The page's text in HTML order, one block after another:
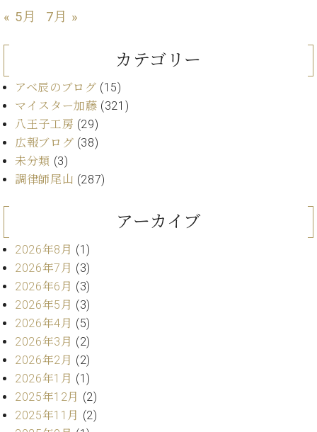
/
ュ
タ
イ
ン
ジ
デ
C.
ベ
ヒ
シ
タ
イ
ン
コ
ン
サ
ー
組
ア
ノ
製
造
号
タ
イ
ン
を
弾
く
シ
ュ
タ
イ
ン・
ュ
ー
レ
ア
キ
ャ
ン
ペ
ン
ー
ト
レ
ッ
ス
イ
ベ
ン
ト
ー・
店
舗・
サ
ン・
調
味
的
に
学
ぶ
方
ま
で
ベヒ
シュ
タイ
ン・
シュ
ーレ
教室
会
案
内
お
合
せ
« 5月 7月 »
カテゴリー
アベ辰のブログ (15)
マイスター加藤 (321)
八王子工房 (29)
広報ブログ (38)
未分類 (3)
調律師尾山 (287)
アーカイブ
2026年8月 (1)
2026年7月 (3)
2026年6月 (3)
2026年5月 (3)
2026年4月 (5)
2026年3月 (2)
2026年2月 (2)
2026年1月 (1)
2025年12月 (2)
2025年11月 (2)